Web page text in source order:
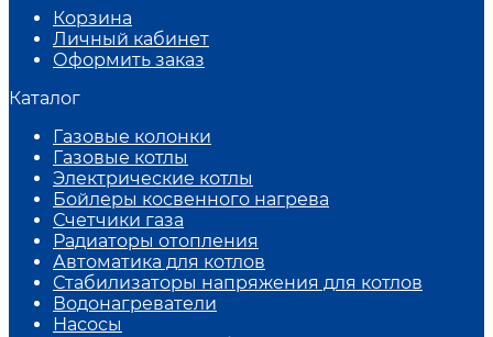
Корзина
Личный кабинет
Оформить заказ
Каталог
Газовые колонки
Газовые котлы
Электрические котлы
Бойлеры косвенного нагрева
Счетчики газа
Радиаторы отопления
Автоматика для котлов
Стабилизаторы напряжения для котлов
Водонагреватели
Насосы